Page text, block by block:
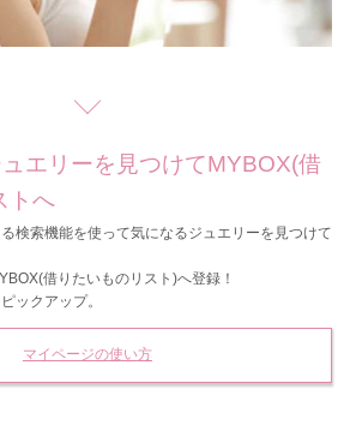
エリーを見つけてMYBOX(借
トへ
検索機能を使って気になるジュエリーを見つけて
借りたいものリスト)へ登録！
ックアップ。
マイページの使い方